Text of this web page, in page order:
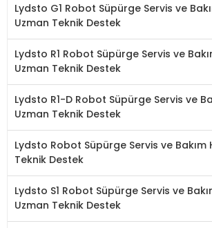
Lydsto G1 Robot Süpürge Servis ve
Uzman Teknik Destek
Lydsto R1 Robot Süpürge Servis ve
Uzman Teknik Destek
Lydsto R1-D Robot Süpürge Servis ve
Uzman Teknik Destek
Lydsto Robot Süpürge Servis ve Bakım
Teknik Destek
Lydsto S1 Robot Süpürge Servis ve
Uzman Teknik Destek